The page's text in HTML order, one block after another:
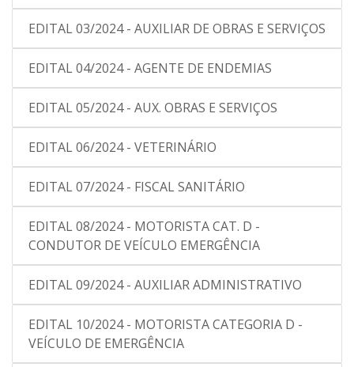
EDITAL 03/2024 - AUXILIAR DE OBRAS E SERVIÇOS
EDITAL 04/2024 - AGENTE DE ENDEMIAS
EDITAL 05/2024 - AUX. OBRAS E SERVIÇOS
EDITAL 06/2024 - VETERINÁRIO
EDITAL 07/2024 - FISCAL SANITÁRIO
EDITAL 08/2024 - MOTORISTA CAT. D -
CONDUTOR DE VEÍCULO EMERGÊNCIA
EDITAL 09/2024 - AUXILIAR ADMINISTRATIVO
EDITAL 10/2024 - MOTORISTA CATEGORIA D -
VEÍCULO DE EMERGÊNCIA